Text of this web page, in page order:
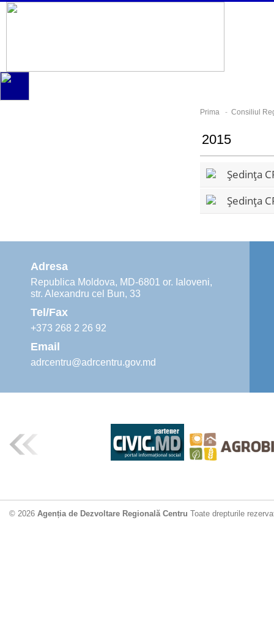
Prima - Consiliul
2015
Ședința
Ședința
Adresa
Republica Moldova, MD-6801 or. Ialoveni,
str. Alexandru cel Bun, 33
Tel/Fax
+373 268 2 26 92
Email
adrcentru@adrcentru.gov.md
© 2026 Agenția de Dezvoltare Regională Centru Toate drepturile